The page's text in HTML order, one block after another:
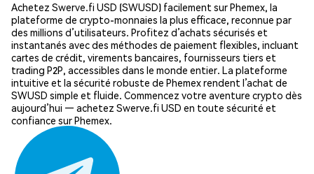
Achetez Swerve.fi USD (SWUSD) facilement sur Phemex, la
plateforme de crypto-monnaies la plus efficace, reconnue par
des millions d’utilisateurs. Profitez d’achats sécurisés et
instantanés avec des méthodes de paiement flexibles, incluant
cartes de crédit, virements bancaires, fournisseurs tiers et
trading P2P, accessibles dans le monde entier. La plateforme
intuitive et la sécurité robuste de Phemex rendent l’achat de
SWUSD simple et fluide. Commencez votre aventure crypto dès
aujourd’hui — achetez Swerve.fi USD en toute sécurité et
confiance sur Phemex.